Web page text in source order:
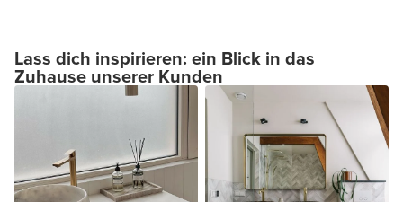
Lass dich inspirieren: ein Blick in das
Zuhause unserer Kunden